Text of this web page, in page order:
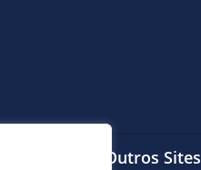
Outros Sites